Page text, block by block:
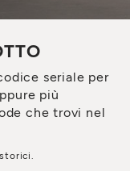
seriale per
più
che trovi nel